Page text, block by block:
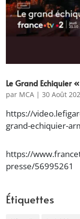
Le Grand Echiquier
par MCA | 30 Août
https://
grand-echiquier-
https://
presse/56995261
Étiquettes